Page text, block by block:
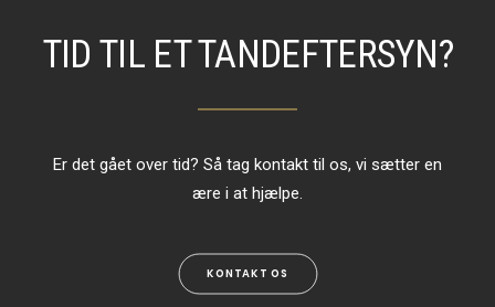
TID TIL ET TANDEFTERSYN?
Er det gået over tid? Så tag kontakt til os, vi sætter en
ære i at hjælpe.
KONTAKT OS